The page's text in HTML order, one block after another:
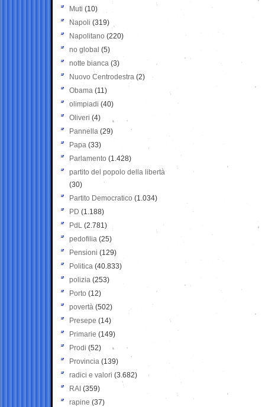
Muti (10)
Napoli (319)
Napolitano (220)
no global (5)
notte bianca (3)
Nuovo Centrodestra (2)
Obama (11)
olimpiadi (40)
Oliveri (4)
Pannella (29)
Papa (33)
Parlamento (1.428)
partito del popolo della libertà
(30)
Partito Democratico (1.034)
PD (1.188)
PdL (2.781)
pedofilia (25)
Pensioni (129)
Politica (40.833)
polizia (253)
Porto (12)
povertà (502)
Presepe (14)
Primarie (149)
Prodi (52)
Provincia (139)
radici e valori (3.682)
RAI (359)
rapine (37)